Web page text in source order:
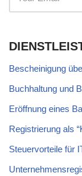
Bescheinigung
Buchhaltung und
Eröffnung eines
Registrierung als
Steuervorteile für